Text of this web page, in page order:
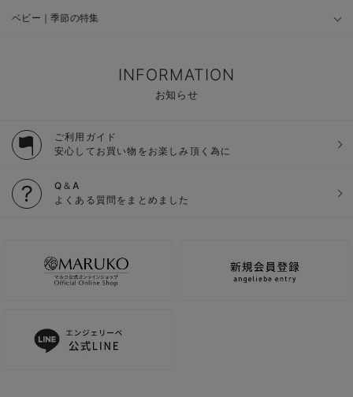
ベビー｜季節の特集
INFORMATION
お知らせ
ご利用ガイド
安心してお買い物をお楽しみ頂く為に
Q＆A
よくある質問をまとめました